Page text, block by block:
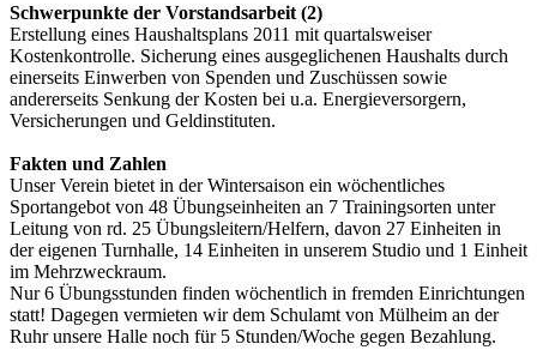
Schwerpunkte der Vorstandsarbeit (2)
Erstellung eines Haushaltsplans 2011 mit quartalsweiser
Kostenkontrolle. Sicherung eines ausgeglichenen Haushalts durch
einerseits Einwerben von Spenden und Zuschüssen sowie
andererseits Senkung der Kosten bei u.a. Energieversorgern,
Versicherungen und Geldinstituten.
Fakten und Zahlen
Unser Verein bietet in der Wintersaison ein wöchentliches
Sportangebot von 48 Übungseinheiten an 7 Trainingsorten unter
Leitung von rd. 25 Übungsleitern/Helfern, davon 27 Einheiten in
der eigenen Turnhalle, 14 Einheiten in unserem Studio und 1 Einheit
im Mehrzweckraum.
Nur 6 Übungsstunden finden wöchentlich in fremden Einrichtungen
statt! Dagegen vermieten wir dem Schulamt von Mülheim an der
Ruhr unsere Halle noch für 5 Stunden/Woche gegen Bezahlung.